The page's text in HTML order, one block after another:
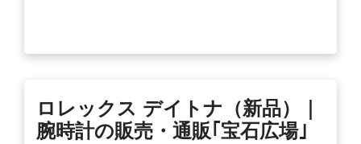
ロレックス デイトナ（新品）｜
腕時計の販売・通販｢宝石広場｣